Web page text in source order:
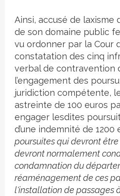
Ainsi, accusé de laxisme
de son domaine public
vu ordonner par la Cour
constatation des cinq
verbal de contravention
l’engagement des
juridiction compétente,
astreinte de 100 euros
engager lesdites
d’une indemnité de 1200
poursuites qui devront
devront normalement
condamnation du
réaménagement de ces
l'installation de passages